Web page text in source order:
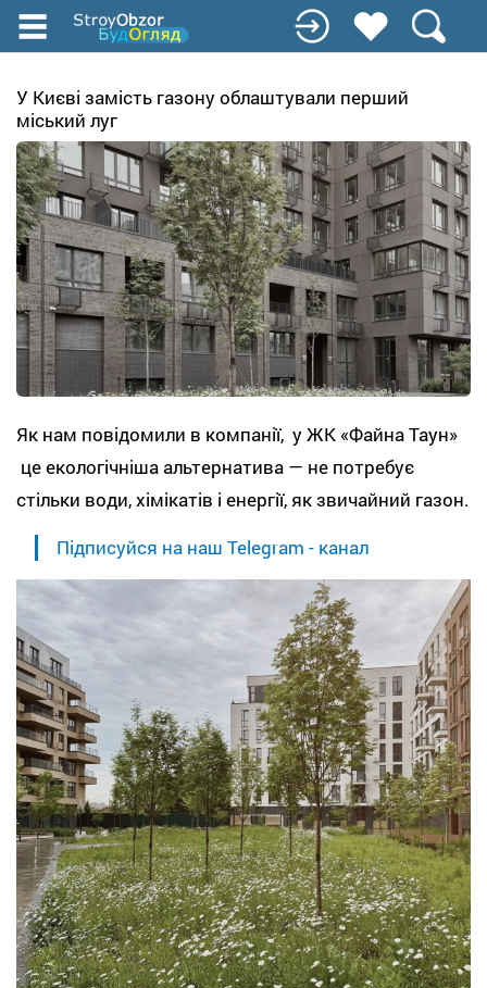
Перейти
содержанию
У Києві замість газону облаштували перший
міський луг
Як нам повідомили в компанії, у ЖК «Файна Таун»
це екологічніша альтернатива — не потребує
стільки води, хімікатів і енергії, як звичайний газон.
Підписуйся на наш Telegram - канал